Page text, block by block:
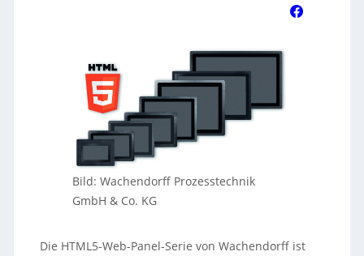
Bild: Wachendorff Prozesstechnik
GmbH & Co. KG
Die HTML5-Web-Panel-Serie von Wachendorff ist